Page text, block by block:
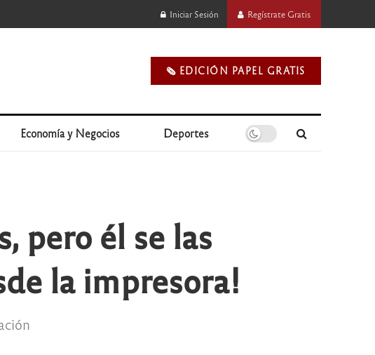
Iniciar Sesión Regístrate Gratis
🗞️ EDICIÓN PAPEL GRATIS
Economía y Negocios Deportes
pero él se las
la impresora!